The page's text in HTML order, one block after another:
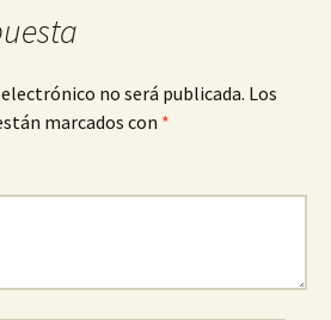
no será publicada. Los
marcados con *